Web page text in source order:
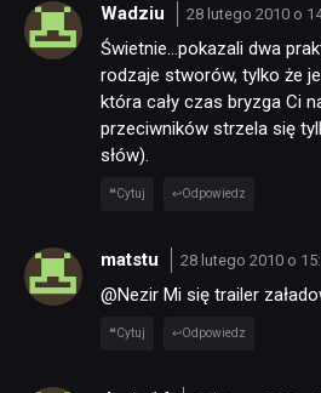
Wadziu 28 lutego 2010 o
Świetnie…pokazali dwa
rodzaje stworów, tylko że
która cały czas bryzga Ci
przeciwników strzela się
słów).
Cytuj Odpowiedz
matstu 28 lutego 2010 o
@Nezir Mi się trailer
Cytuj Odpowiedz